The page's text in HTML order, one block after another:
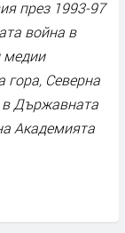
през 1993-97
война в
медии
гора, Северна
Държавната
Академията